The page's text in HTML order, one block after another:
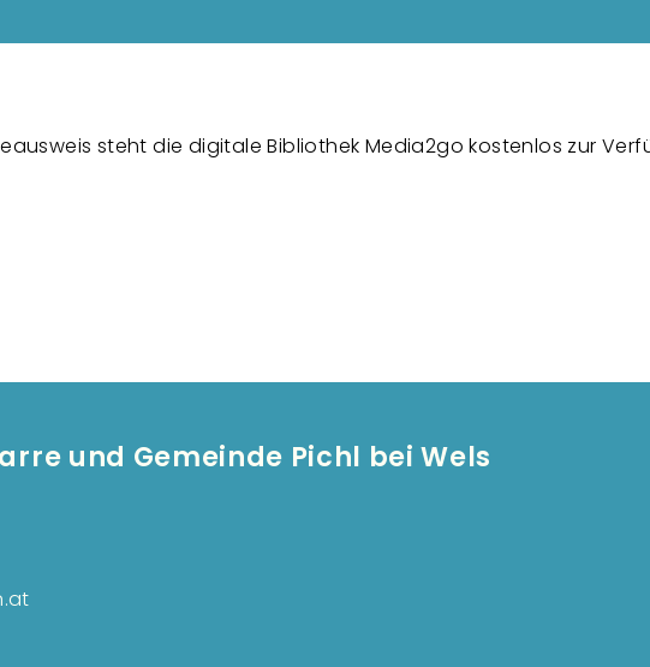
steht die digitale Bibliothek Media2go kostenlos zur
und Gemeinde Pichl bei Wels